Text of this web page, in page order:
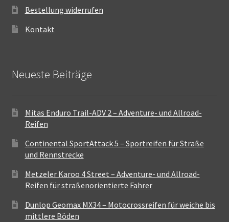
Bestellung widerrufen
Kontakt
Neueste Beiträge
Mitas Enduro Trail-ADV 2 – Adventure- und Allroad-
Reifen
Continental SportAttack 5 – Sportreifen für Straße
und Rennstrecke
Metzeler Karoo 4 Street – Adventure- und Allroad-
Reifen für straßenorientierte Fahrer
Dunlop Geomax MX34 – Motocrossreifen für weiche bis
mittlere Böden